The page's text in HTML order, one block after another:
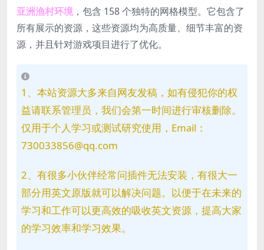
亚洲渔村环境 ，包含 158 个独特的网格模型。它包含了
所有展示的资源，这些资源均为高质量、细节丰富的资
源，并且针对游戏项目进行了优化。
1、本站资源大多来自网友发稿，如有侵犯你的权
益请联系管理员，我们会第一时间进行审核删除。
仅用于个人学习或测试研究使用，Email：
730033856@qq.com
2、有很多小伙伴经常问插件无法安装，有很大一
部分用英文原版就可以解决问题。以便于在未来的
学习和工作可以更高效的吸收英文资源，提高大家
的学习效率和学习效果。